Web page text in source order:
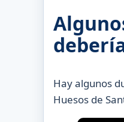
Hay algunos
Huesos de